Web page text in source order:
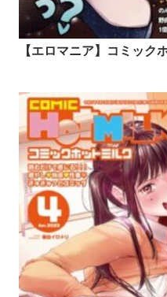
【エロマニア】コミック